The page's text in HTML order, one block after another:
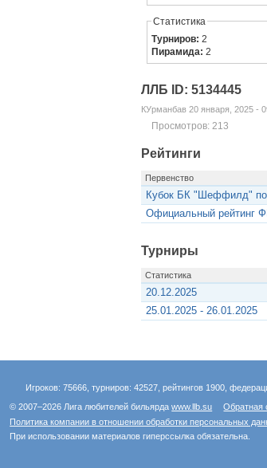
Статистика
Турниров:2
Пирамида:2
ЛЛБ ID: 5134445
КУрманбав 20 января, 2025 -
Просмотров: 213
Рейтинги
Первенство
Кубок БК "Шеффилд" по
Официальный рейтинг
Турниры
Статистика
20.12.2025
25.01.2025 - 26.01.2025
Игроков: 75666, турниров: 42527, рейтингов 1900,
© 2007–2026 Лига любителей бильярдаwww.llb.su Обратная
Политика компании в отношении обработки персональных
При использовании материалов гиперссылка обязательна.